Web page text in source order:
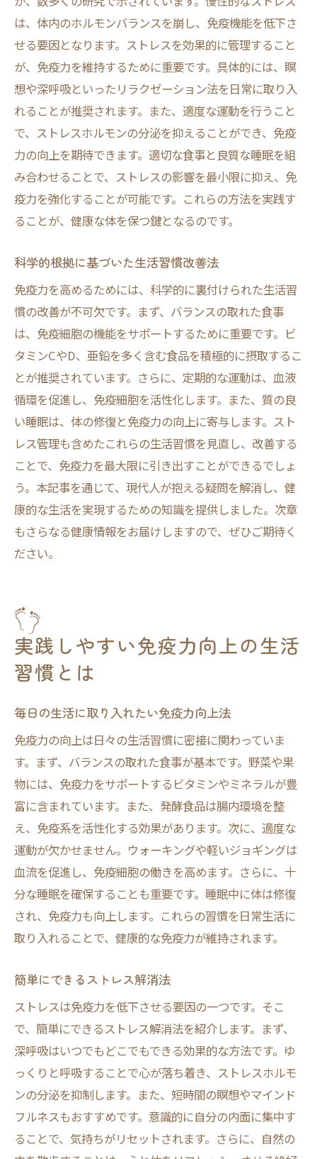
は、体内のホルモンバランスを崩し、免疫機能を低下さ
せる要因となります。ストレスを効果的に管理すること
が、免疫力を維持するために重要です。具体的には、瞑
想や深呼吸といったリラクゼーション法を日常に取り入
れることが推奨されます。また、適度な運動を行うこと
で、ストレスホルモンの分泌を抑えることができ、免疫
力の向上を期待できます。適切な食事と良質な睡眠を組
み合わせることで、ストレスの影響を最小限に抑え、免
疫力を強化することが可能です。これらの方法を実践す
ることが、健康な体を保つ鍵となるのです。
科学的根拠に基づいた生活習慣改善法
免疫力を高めるためには、科学的に裏付けられた生活習
慣の改善が不可欠です。まず、バランスの取れた食事
は、免疫細胞の機能をサポートするために重要です。ビ
タミンCやD、亜鉛を多く含む食品を積極的に摂取するこ
とが推奨されています。さらに、定期的な運動は、血液
循環を促進し、免疫細胞を活性化します。また、質の良
い睡眠は、体の修復と免疫力の向上に寄与します。スト
レス管理も含めたこれらの生活習慣を見直し、改善する
ことで、免疫力を最大限に引き出すことができるでしょ
う。本記事を通じて、現代人が抱える疑問を解消し、健
康的な生活を実現するための知識を提供しました。次章
もさらなる健康情報をお届けしますので、ぜひご期待く
ださい。
実践しやすい免疫力向上の生活
習慣とは
毎日の生活に取り入れたい免疫力向上法
免疫力の向上は日々の生活習慣に密接に関わっていま
す。まず、バランスの取れた食事が基本です。野菜や果
物には、免疫力をサポートするビタミンやミネラルが豊
富に含まれています。また、発酵食品は腸内環境を整
え、免疫系を活性化する効果があります。次に、適度な
運動が欠かせません。ウォーキングや軽いジョギングは
血流を促進し、免疫細胞の働きを高めます。さらに、十
分な睡眠を確保することも重要です。睡眠中に体は修復
され、免疫力も向上します。これらの習慣を日常生活に
取り入れることで、健康的な免疫力が維持されます。
簡単にできるストレス解消法
ストレスは免疫力を低下させる要因の一つです。そこ
で、簡単にできるストレス解消法を紹介します。まず、
深呼吸はいつでもどこでもできる効果的な方法です。ゆ
っくりと呼吸することで心が落ち着き、ストレスホルモ
ンの分泌を抑制します。また、短時間の瞑想やマインド
フルネスもおすすめです。意識的に自分の内面に集中す
ることで、気持ちがリセットされます。さらに、自然の